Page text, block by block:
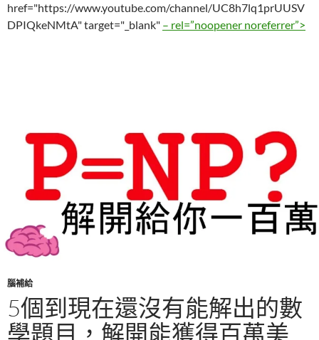
href="https://www.youtube.com/channel/UC8h7lq1prUUSV
DPIQkeNMtA" target="_blank" – rel=”noopener noreferrer”>
腦補給
5個到現在還沒有能解出的數
學題目，解開能獲得百萬美